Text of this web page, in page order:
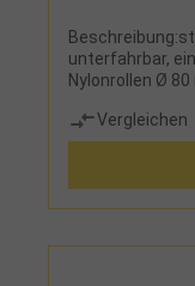
unterfahrbar,
Nylonrollen Ø
Vergleichen